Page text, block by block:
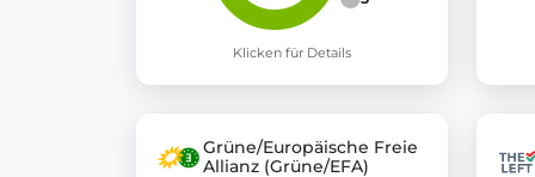
Klicken für Details
Grüne/Europäische Freie
Allianz (Grüne/EFA)